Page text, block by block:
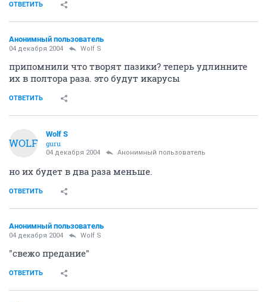
ОТВЕТИТЬ
Анонимный пользователь
04 декабря 2004 Wolf S
припомнили что творят пазики? теперь удлинните
их в полтора раза. это будут икарусы
ОТВЕТИТЬ
WOLF
Wolf S
guru
04 декабря 2004 Анонимный пользователь
но их будет в два раза меньше.
ОТВЕТИТЬ
Анонимный пользователь
04 декабря 2004 Wolf S
"свежо предание"
ОТВЕТИТЬ